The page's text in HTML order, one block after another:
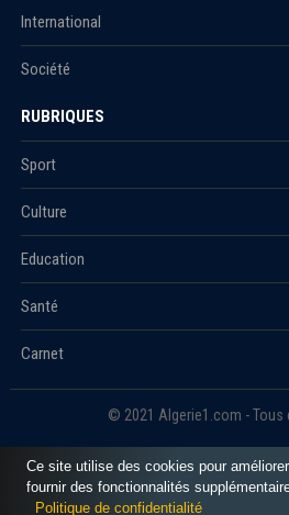
International
Société
RUBRIQUES
Sport
Culture
Education
Santé
Carnet
© 2021 Algerie1.com - Tous
Ce site utilise des cookies pour
fournir des fonctionnalités
Politique de confidentialité